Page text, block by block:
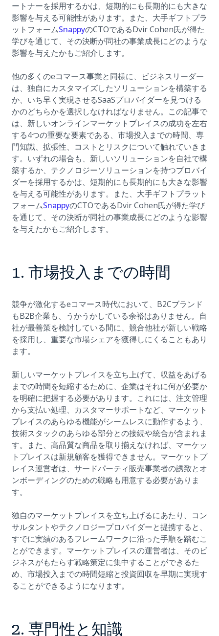
ートナーを採用するかは、短期的にも長期的にも大きな
影響を与える可能性があります。また、大手ギフトプラ
ットフォームSnappy(opens in a new tab)
のCTOであるDvir Cohen氏が得た
学びを通じて、その決断が同社の事業成長にどのような
影響を与えたかもご紹介します。
他の多くのeコマース事業と同様に、ビジネスリーダー
は、独自にカスタマイズしたソリューションを構築する
か、いち早く実現させるSaaSプロバイダーを見つける
かのどちらかを選択しなければなりません。この記事で
は、新しいオンラインマーケットプレイスの成功を左右
する4つの重要な要素である、市場投入までの時間、専
門知識、拡張性、コストとリスクについて触れていきま
す。いずれの場合も、新しいソリューションを自社で構
築するか、テクノロジーソリューションを持つプロバイ
ダーを採用するかは、短期的にも長期的にも大きな影響
を与える可能性があります。また、大手ギフトプラット
フォームSnappy(opens in a new tab)
のCTOであるDvir Cohen氏が得た学び
を通じて、その決断が同社の事業成長にどのような影響
を与えたかもご紹介します。
1. 市場投入までの時間
競争が激化するeコマース時代において、B2Cブランド
もB2B企業も、うかうかしている余裕はありません。自
社が最善策を検討している間に、競合他社が新しい戦略
を採用し、重要な市場シェアを獲得しにくることもあり
ます。
新しいマーケットプレイスを立ち上げて、収益をあげる
までの時間を短縮するために、企業はそれに何が必要か
を明確に把握する必要があります。これには、注文管理
から支払い処理、カスタマーサポートなど、マーケット
プレイスのあらゆる機能がシームレスに動作するよう、
技術スタックのあらゆる部分との接続や統合が含まれま
す。また、高品質な商品を取り揃えなければ、マーケッ
トプレイスは新規顧客を獲得できません。マーケットプ
レイス運営者は、サードパーティ販売事業者の誘致とオ
ンボーディングのための戦略も用意する必要がありま
す。
独自のマーケットプレイスを立ち上げるにあたり、コン
サルタントやテクノロジープロバイダーと提携すると、
すでに実績のあるフレームワークに沿った手順を踏むこ
とができます。マーケットプレイスの運営者は、そのビ
ジネスがもたらす戦略策定に集中することができるた
め、市場投入までの時間短縮と投資回収を早期に実現す
ることができるようになります。
2. 専門性と知識